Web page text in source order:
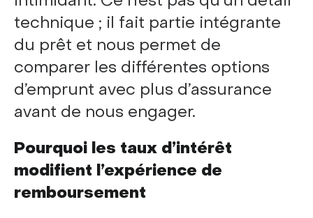
technique ; il fait partie intégrante
du prêt et nous permet de
comparer les différentes options
d’emprunt avec plus d’assurance
avant de nous engager.
Pourquoi les taux d’intérêt
modifient l’expérience de
remboursement